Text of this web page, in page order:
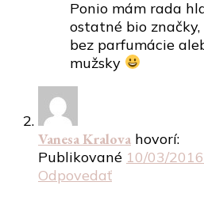
Ponio mám rada
ostatné bio
bez parfumácie
mužsky
Vanesa Kralova hovorí:
Publikované 10/03/
Odpovedať